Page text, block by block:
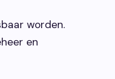
worden.
en